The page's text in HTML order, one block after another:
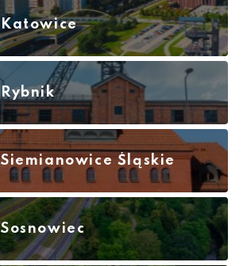
Katowice
Rybnik
Siemianowice Śląskie
Sosnowiec